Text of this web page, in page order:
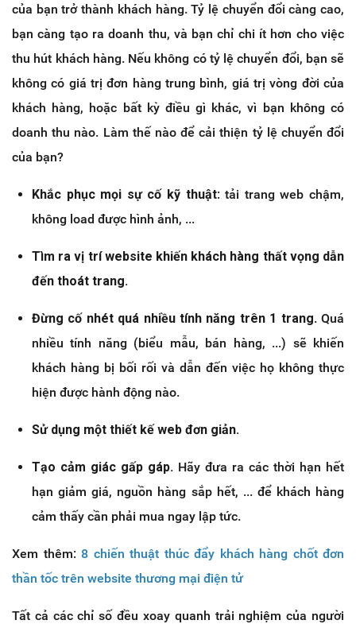
của bạn trở thành khách hàng. Tỷ lệ chuyển đổi càng cao,
bạn càng tạo ra doanh thu, và bạn chỉ chi ít hơn cho việc
thu hút khách hàng. Nếu không có tỷ lệ chuyển đổi, bạn sẽ
không có giá trị đơn hàng trung bình, giá trị vòng đời của
khách hàng, hoặc bất kỳ điều gì khác, vì bạn không có
doanh thu nào. Làm thế nào để cải thiện tỷ lệ chuyển đổi
của bạn?
Khắc phục mọi sự cố kỹ thuật: tải trang web chậm,
không load được hình ảnh, ...
Tìm ra vị trí website khiến khách hàng thất vọng dẫn
đến thoát trang.
Đừng cố nhét quá nhiều tính năng trên 1 trang. Quá
nhiều tính năng (biểu mẫu, bán hàng, ...) sẽ khiến
khách hàng bị bối rối và dẫn đến việc họ không thực
hiện được hành động nào.
Sử dụng một thiết kế web đơn giản.
Tạo cảm giác gấp gáp. Hãy đưa ra các thời hạn hết
hạn giảm giá, nguồn hàng sắp hết, ... để khách hàng
cảm thấy cần phải mua ngay lập tức.
Xem thêm: 8 chiến thuật thúc đẩy khách hàng chốt đơn
thần tốc trên website thương mại điện tử
Tất cả các chỉ số đều xoay quanh trải nghiệm của người